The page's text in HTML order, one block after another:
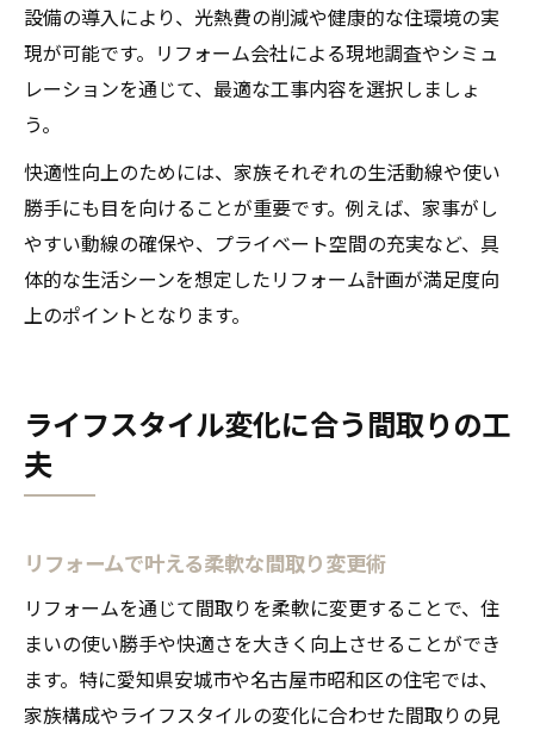
設備の導入により、光熱費の削減や健康的な住環境の実
現が可能です。リフォーム会社による現地調査やシミュ
レーションを通じて、最適な工事内容を選択しましょ
う。
快適性向上のためには、家族それぞれの生活動線や使い
勝手にも目を向けることが重要です。例えば、家事がし
やすい動線の確保や、プライベート空間の充実など、具
体的な生活シーンを想定したリフォーム計画が満足度向
上のポイントとなります。
ライフスタイル変化に合う間取りの工
夫
リフォームで叶える柔軟な間取り変更術
リフォームを通じて間取りを柔軟に変更することで、住
まいの使い勝手や快適さを大きく向上させることができ
ます。特に愛知県安城市や名古屋市昭和区の住宅では、
家族構成やライフスタイルの変化に合わせた間取りの見